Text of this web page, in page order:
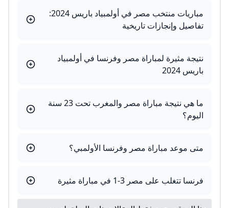
مباريات منتخب مصر في أولمبياد باريس 2024:
تفاصيل وإنجازات تاريخية
نتيجة مثيرة لمباراة مصر وفرنسا في أولمبياد
باريس 2024
ما هي نتيجة مباراة مصر والمغرب تحت 23 سنة
اليوم؟
متى موعد مباراة مصر وفرنسا الأولمبي؟
فرنسا تتغلب على مصر 3-1 في مباراة مثيرة